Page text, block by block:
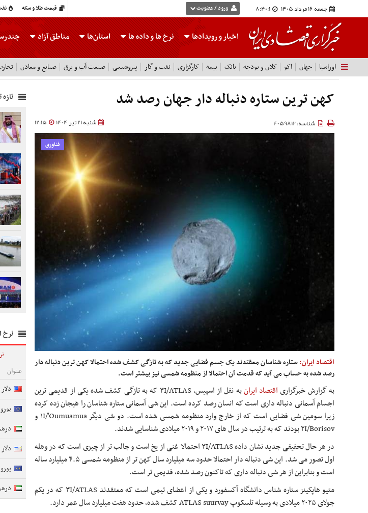
قیمت طلا و سکه جمعه 16 مرداد 1405 8:40:2 ورود / عضویت
اخبار و رویدادها نرخ هاو داده ها استان‌ها مناطق آزاد
اوراسیا جهان اکو کلان و بودجه بانک بیمه کارگزاری نفت و گاز پتروشیمی صنعت آب و برق صنایع و معادن
کهن ترین ستاره دنباله دار جهان رصد شد
شنبه 21 تیر 1404 12:15 شناسه: 4059812
فناوری
اقتصاد ایران:ستاره شناسان معقتدند یک جسم فضایی جدید که به تازگی کشف شده احتمالا کهن ترین دنباله دار
رصد شده به حساب می آید که قدمت آن احتمالا از منظومه شمسی نیز بیشتر است.
به گزارش خبرگزاریاقتصاد ایران
به نقل از اسپیس، ۳I/ATLAS که به تازگی کشف شده یکی از قدیمی ترین
اجسام آسمانی دنباله داری است که انسان رصد کرده است. این شی آسمانی ستاره شناسان را هیجان زده کرده
زیرا سومین شی فضایی است که از خارج وارد منظومه شمسی شده است. دو شی دیگر ۱I/'Oumuamua و
۲I/Borisov بودند که به ترتیب در سال های ۲۰۱۷ و ۲۰۱۹ میلادی شناسایی شدند.
در هر حال تحقیقی جدید نشان داده ۳I/ATLAS احتمالا غنی از یخ است و جالب تر از چیزی است که در وهله
اول تصور می شد. این شی دنباله دار احتمالا حدود سه میلیارد سال کهن تر از منظومه شمسی ۴.۵ میلیارد ساله
است و بنابراین از هر شی دنباله داری که تاکنون رصد شده، قدیمی تر است.
متیو هاپکینز ستاره شناس دانشگاه آکسفورد و یکی از اعضای تیمی است که معتقدند ۳I/ATLAS که در یکم
جولای ۲۰۲۵ میلادی به وسیله تلسکوپ ATLAS suurvay کشف شده، حدود هفت میلیارد سال عمر دارد.
نرخ
عنوان